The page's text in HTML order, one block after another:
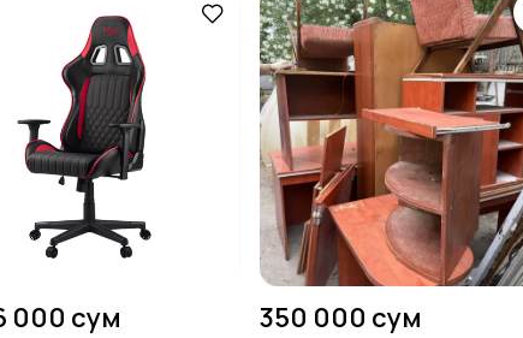
000 сум 350 000 сум